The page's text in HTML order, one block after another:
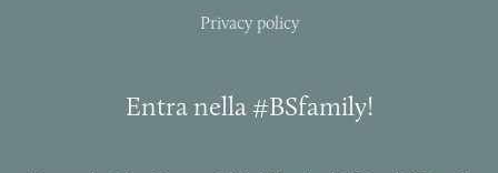
Privacy policy
Entra nella #BSfamily!